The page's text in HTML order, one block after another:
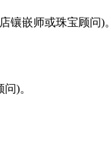
镶嵌师或珠宝顾问)。
)。